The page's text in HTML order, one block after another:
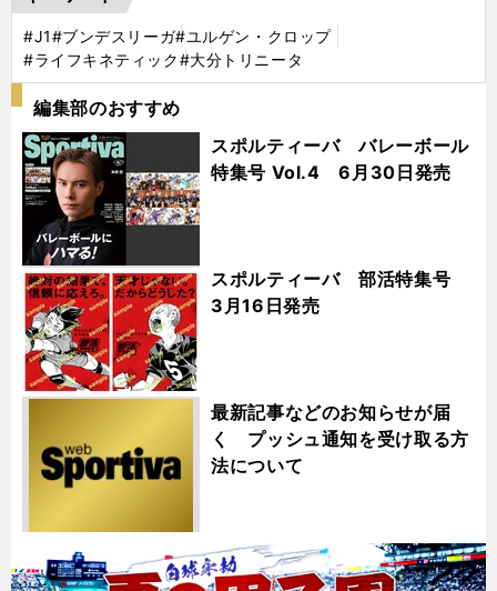
#J1#ブンデスリーガ#ユルゲン・クロップ
#ライフキネティック#大分トリニータ
編集部のおすすめ
スポルティーバ バレーボール
特集号 Vol.4 6月30日発売
スポルティーバ 部活特集号
3月16日発売
最新記事などのお知らせが届
く プッシュ通知を受け取る方
法について